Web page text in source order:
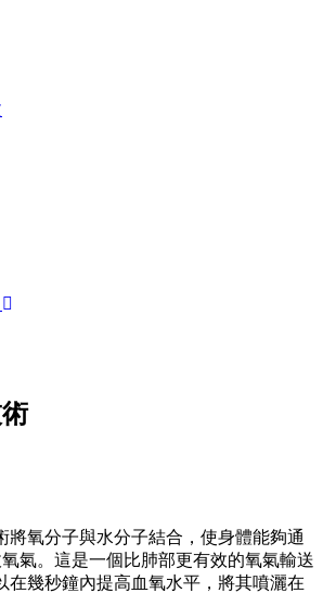
將氧分子與水分子結合，使身體能夠通
氣。這是一個比肺部更有效的氧氣輸送
在幾秒鐘內提高血氧水平，將其噴灑在